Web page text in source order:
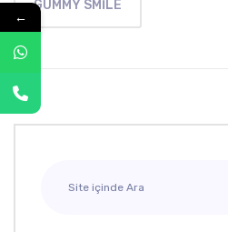
GUMMY SMILE
←